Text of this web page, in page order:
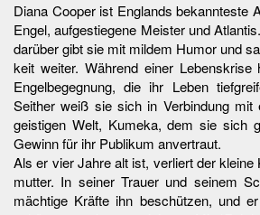
Dia­na Co­oper ist Eng­lands be­kann­tes­te
En­gel, auf­ge­s­tie­ge­ne Meis­ter und
dar­über gibt sie mit mil­dem Hu­mor und
keit wei­ter. Wäh­rend ei­ner
En­gel­be­geg­nung, die ihr Le­ben
Seit­her weiß sie sich in Ver­bin­dung mit
geis­ti­gen Welt, Ku­me­ka, dem sie sich
Ge­winn für ihr Pu­b­li­kum an­ver­traut.
Als er vier Jah­re alt ist, ver­liert der
mut­ter. In sei­ner Trau­er und sei­nem
mäch­ti­ge Kräf­te ihn be­schüt­zen, und